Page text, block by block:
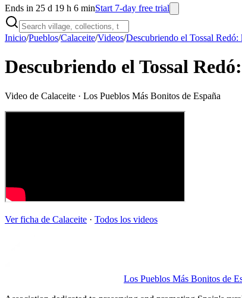
Ends in 25 d 19 h 6 minStart 7-day free trial
Inicio/Pueblos/Calaceite/Videos/Descubriendo el Tossal
Descubriendo el Tossal
Video de Calaceite · Los Pueblos Más Bonitos de España
Ver ficha de Calaceite · Todos los videos
Los Pueblos Más Bonitos de